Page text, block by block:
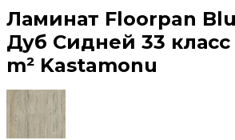
Ламинат Floorpan
Дуб Сидней 33 класс
m² Kastamonu